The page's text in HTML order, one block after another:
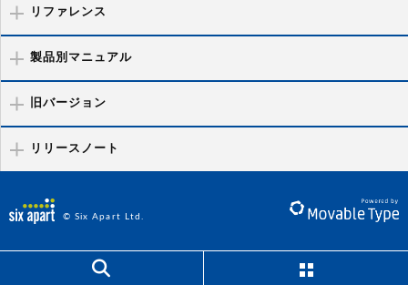
リファレンス
製品別マニュアル
旧バージョン
リリースノート
© Six Apart Ltd.